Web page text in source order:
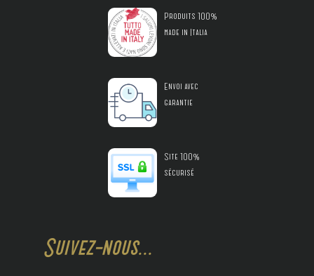
Produits 100%
made in Italia
Envoi avec
garantie
Site 100%
sécurisé
Suivez-nous...